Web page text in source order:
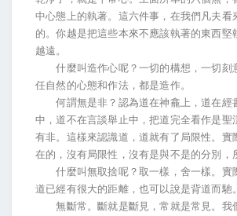
中心態上的執著。這六件事，在我們凡夫看
的。你越是把這些本來不應該執著的東西堅
越遠。
什麼叫造作心呢？一切的構想，一切刻
任自然的心態和作法，都是造作。
何謂無是非？認為道在神龕上，道在經
中，道不在言談舉止中，把道完全看作是聖
有非。這樣來認識道，道就有了局限性。實
在的，沒有局限性，沒有是與不是的分別，
什麼叫無取捨呢？取一樣，舍一樣。實
道已經有很大的距離，也可以說是背道而馳。
無斷常。斷就是斷見，常就是常見。我